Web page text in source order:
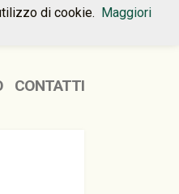
CONTATTI
CONTATTI
di cookie. Maggiori